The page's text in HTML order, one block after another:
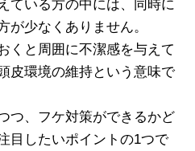
ている方の中には、同時に
が少なくありません。
くと周囲に不潔感を与えて
皮環境の維持という意味で
つ、フケ対策ができるかど
目したいポイントの1つで